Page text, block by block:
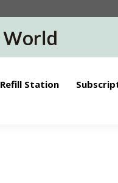
Refill Station